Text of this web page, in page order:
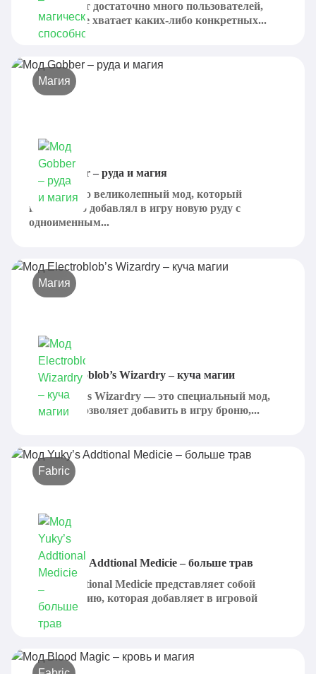
Существует достаточно много пользователей,
которым не хватает каких-либо конкретных...
Магия
Мод Gobber – руда и магия
Gobber - это великолепный мод, который
изначально добавлял в игру новую руду с
одноименным...
Магия
Мод Electroblob’s Wizardry – куча магии
Electroblob's Wizardry — это специальный мод,
который позволяет добавить в игру броню,...
Fabric
Мод Yuky’s Addtional Medicie – больше трав
Yuky's Addtional Medicie представляет собой
модификацию, которая добавляет в игровой
процесс...